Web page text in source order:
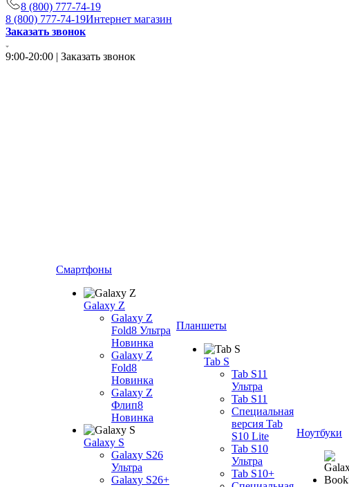
8 (800) 777-74-19
8 (800) 777-74-19Интернет магазин
Заказать звонок
9:00-20:00 | Заказать звонок
Смартфоны
Galaxy Z
Galaxy Z
Fold8 Ультра
Новинка
Galaxy Z
Fold8
Новинка
Galaxy Z
Флип8
Новинка
Galaxy S
Galaxy S26
Ультра
Galaxy S26+
Планшеты
Tab S
Tab S11
Ультра
Tab S11
Специальная
версия Tab
S10 Lite
Tab S10
Ультра
Tab S10+
Ноутбуки